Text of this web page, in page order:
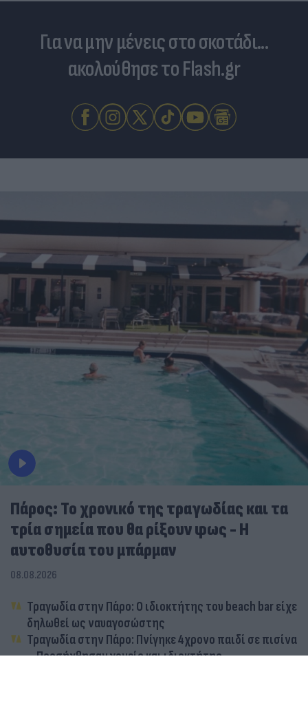
Για να μην μένεις στο σκοτάδι...
ακολούθησε το Flash.gr
Πάρος: Το χρονικό της τραγωδίας και τα
τρία σημεία που θα ρίξουν φως - Η
αυτοθυσία του μπάρμαν
08.08.2026
Τραγωδία στην Πάρο: Ο ιδιοκτήτης του beach bar είχε
δηλωθεί ως ναυαγοσώστης
Τραγωδία στην Πάρο: Πνίγηκε 4χρονο παιδί σε πισίνα
– Προσήχθησαν γονείς και ιδιοκτήτης